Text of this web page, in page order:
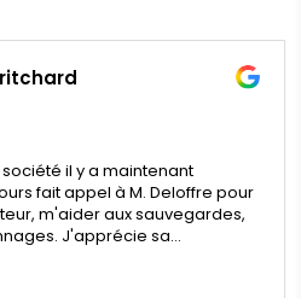
il y a maintenant
fait appel à M. Deloffre pour
m'aider aux sauvegardes,
J'apprécie sa
se dépatouiller d'un